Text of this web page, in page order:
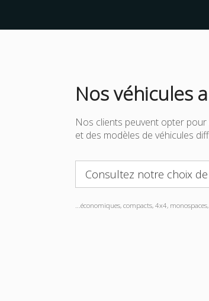
Nos véhicules
Nos clients peuvent opter
et des modèles de véhicules
Consultez notre choix
...économiques, compacts, 4x4,